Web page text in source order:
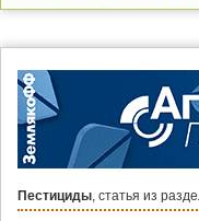
Пестициды, статья из